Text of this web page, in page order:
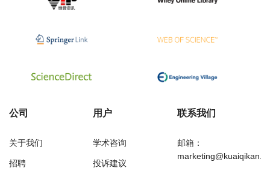
公司
关于我们
招聘
用户
学术咨询
投诉建议
联系我们
邮箱：